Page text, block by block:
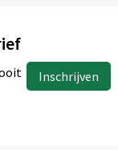
Inschrijven